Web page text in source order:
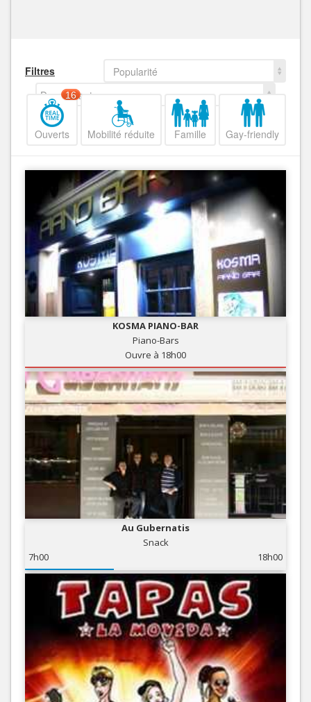
Filtres
Popularité
Decroissant
Ouverts
16
Mobilité réduite Famille Gay-friendly
KOSMA PIANO-BAR
Piano-Bars
Ouvre à 18h00
Au Gubernatis
Snack
7h00
18h00